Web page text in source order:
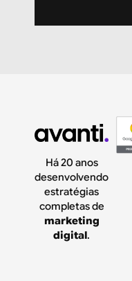
Há 20 anos
desenvolvendo
estratégias
completas de
marketing
digital.